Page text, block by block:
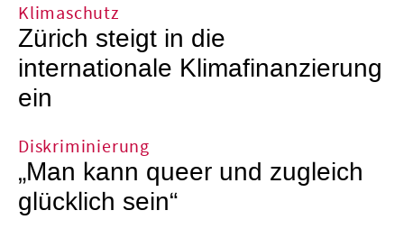
Klimaschutz
Zürich steigt in die
internationale Klimafinanzierung
ein
Diskriminierung
„Man kann queer und zugleich
glücklich sein“